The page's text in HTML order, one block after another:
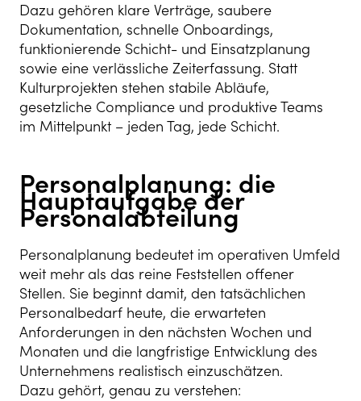
Dazu gehören klare Verträge, saubere
Dokumentation, schnelle Onboardings,
funktionierende Schicht- und Einsatzplanung
sowie eine verlässliche Zeiterfassung. Statt
Kulturprojekten stehen stabile Abläufe,
gesetzliche Compliance und produktive Teams
im Mittelpunkt – jeden Tag, jede Schicht.
Personalplanung: die
Hauptaufgabe der
Personalabteilung
Personalplanung bedeutet im operativen Umfeld
weit mehr als das reine Feststellen offener
Stellen. Sie beginnt damit, den tatsächlichen
Personalbedarf heute, die erwarteten
Anforderungen in den nächsten Wochen und
Monaten und die langfristige Entwicklung des
Unternehmens realistisch einzuschätzen.
Dazu gehört, genau zu verstehen: